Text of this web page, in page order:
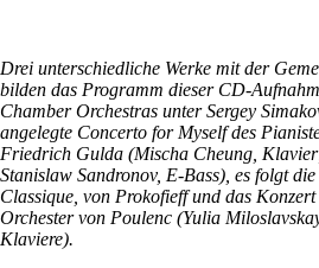
Drei unterschiedliche Werke mit der
bilden das Programm dieser CD-
Chamber Orchestras unter Sergey
angelegte Concerto for Myself des
Friedrich Gulda (Mischa Cheung,
Stanislaw Sandronov, E-Bass), es folgt die
Classique, von Prokofieff und das
Orchester von Poulenc (Yulia
Klaviere).